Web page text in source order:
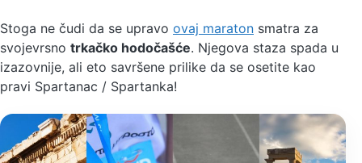
Stoga ne čudi da se upravo ovaj maraton smatra za
svojevrsno trkačko hodočašće. Njegova staza spada u
izazovnije, ali eto savršene prilike da se osetite kao
pravi Spartanac / Spartanka!